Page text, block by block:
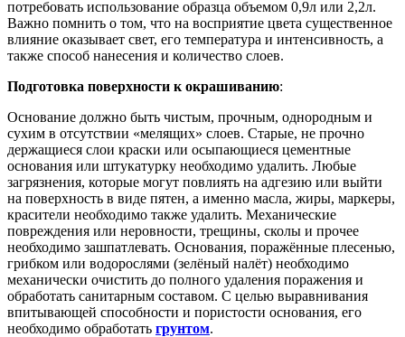
потребовать использование образца объемом 0,9л или 2,2л.
Важно помнить о том, что на восприятие цвета существенное
влияние оказывает свет, его температура и интенсивность, а
также способ нанесения и количество слоев.
Подготовка поверхности к окрашиванию:
Основание должно быть чистым, прочным, однородным и
сухим в отсутствии «мелящих» слоев. Старые, не прочно
держащиеся слои краски или осыпающиеся цементные
основания или штукатурку необходимо удалить. Любые
загрязнения, которые могут повлиять на адгезию или выйти
на поверхность в виде пятен, а именно масла, жиры, маркеры,
красители необходимо также удалить. Механические
повреждения или неровности, трещины, сколы и прочее
необходимо зашпатлевать. Основания, поражённые плесенью,
грибком или водорослями (зелёный налёт) необходимо
механически очистить до полного удаления поражения и
обработать санитарным составом. С целью выравнивания
впитывающей способности и пористости основания, его
необходимо обработать грунтом.